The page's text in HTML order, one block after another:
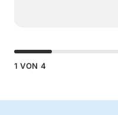
1 VON 4